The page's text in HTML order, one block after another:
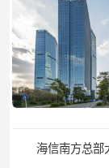
方总部大厦招商